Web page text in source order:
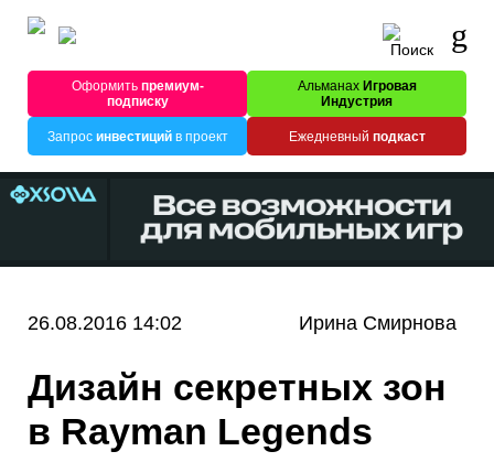
Оформитьпремиум-
подписку
Альманах Игровая
Индустрия
Запрос инвестицийв проект Ежедневный подкаст
26.08.2016 14:02 Ирина Смирнова
Дизайн секретных зон
в Rayman Legends